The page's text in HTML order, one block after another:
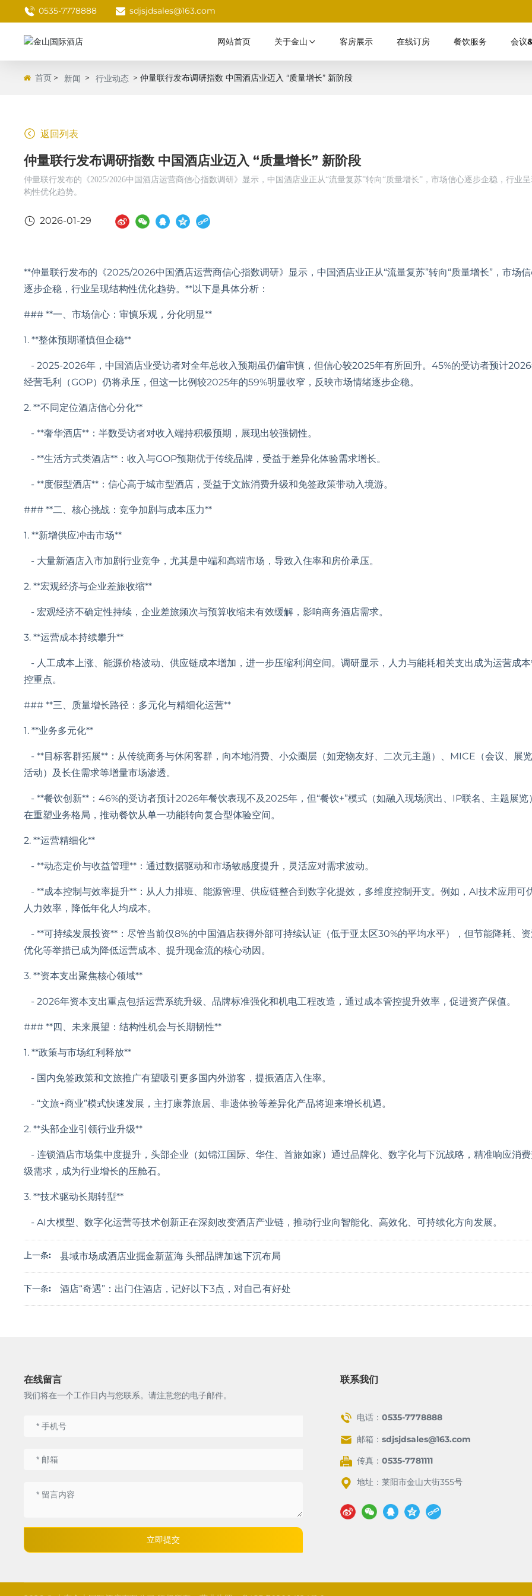
0535-7778888 sdjsjdsales@163.com
网站首页 关于金山 客房展示 在线订房 餐饮服务 会议
首页 新闻 行业动态 仲量联行发布调研指数 中国酒店业迈入 “质量增长” 新阶段
返回列表
仲量联行发布调研指数 中国酒店业迈入 “质量增长” 新阶段
仲量联行发布的《2025/2026中国酒店运营商信心指数调研》显示，中国酒店业正从“流量复苏”转向“质量增长”，市场信心逐步企稳，行业
构性优化趋势。
2026-01-29
**仲量联行发布的《2025/2026中国酒店运营商信心指数调研》显示，中国酒店业正从“流量复苏”转向“质量增长”，市场
逐步企稳，行业呈现结构性优化趋势。**以下是具体分析：
### **一、市场信心：审慎乐观，分化明显**
1. **整体预期谨慎但企稳**
- 2025-2026年，中国酒店业受访者对全年总收入预期虽仍偏审慎，但信心较2025年有所回升。45%的受访者预计
经营毛利（GOP）仍将承压，但这一比例较2025年的59%明显收窄，反映市场情绪逐步企稳。
2. **不同定位酒店信心分化**
- **奢华酒店**：半数受访者对收入端持积极预期，展现出较强韧性。
- **生活方式类酒店**：收入与GOP预期优于传统品牌，受益于差异化体验需求增长。
- **度假型酒店**：信心高于城市型酒店，受益于文旅消费升级和免签政策带动入境游。
### **二、核心挑战：竞争加剧与成本压力**
1. **新增供应冲击市场**
- 大量新酒店入市加剧行业竞争，尤其是中端和高端市场，导致入住率和房价承压。
2. **宏观经济与企业差旅收缩**
- 宏观经济不确定性持续，企业差旅频次与预算收缩未有效缓解，影响商务酒店需求。
3. **运营成本持续攀升**
- 人工成本上涨、能源价格波动、供应链成本增加，进一步压缩利润空间。调研显示，人力与能耗相关支出成为运营成
控重点。
### **三、质量增长路径：多元化与精细化运营**
1. **业务多元化**
- **目标客群拓展**：从传统商务与休闲客群，向本地消费、小众圈层（如宠物友好、二次元主题）、MICE（会议、展
活动）及长住需求等增量市场渗透。
- **餐饮创新**：46%的受访者预计2026年餐饮表现不及2025年，但“餐饮+”模式（如融入现场演出、IP联名、主题展览
在重塑业务格局，推动餐饮从单一功能转向复合型体验空间。
2. **运营精细化**
- **动态定价与收益管理**：通过数据驱动和市场敏感度提升，灵活应对需求波动。
- **成本控制与效率提升**：从人力排班、能源管理、供应链整合到数字化提效，多维度控制开支。例如，AI技术应用可
人力效率，降低年化人均成本。
- **可持续发展投资**：尽管当前仅8%的中国酒店获得外部可持续认证（低于亚太区30%的平均水平），但节能降耗、
优化等举措已成为降低运营成本、提升现金流的核心动因。
3. **资本支出聚焦核心领域**
- 2026年资本支出重点包括运营系统升级、品牌标准强化和机电工程改造，通过成本管控提升效率，促进资产保值。
### **四、未来展望：结构性机会与长期韧性**
1. **政策与市场红利释放**
- 国内免签政策和文旅推广有望吸引更多国内外游客，提振酒店入住率。
- “文旅+商业”模式快速发展，主打康养旅居、非遗体验等差异化产品将迎来增长机遇。
2. **头部企业引领行业升级**
- 连锁酒店市场集中度提升，头部企业（如锦江国际、华住、首旅如家）通过品牌化、数字化与下沉战略，精准响应消
级需求，成为行业增长的压舱石。
3. **技术驱动长期转型**
- AI大模型、数字化运营等技术创新正在深刻改变酒店产业链，推动行业向智能化、高效化、可持续化方向发展。
上一条: 县域市场成酒店业掘金新蓝海 头部品牌加速下沉布局
下一条: 酒店“奇遇”：出门住酒店，记好以下3点，对自己有好处
在线留言
我们将在一个工作日内与您联系。请注意您的电子邮件。
立即提交
联系我们
电话：0535-7778888
邮箱：sdjsjdsales@163.com
传真：0535-7781111
地址：莱阳市金山大街355号